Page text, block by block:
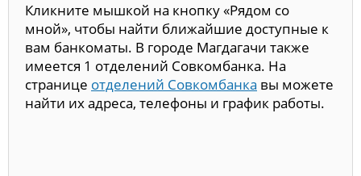
Кликните мышкой на кнопку «Рядом со
мной», чтобы найти ближайшие доступные к
вам банкоматы. В городе Магдагачи также
имеется 1 отделений Совкомбанка. На
странице отделений Совкомбанка вы можете
найти их адреса, телефоны и график работы.